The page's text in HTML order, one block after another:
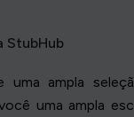
StubHub
uma ampla
uma ampla